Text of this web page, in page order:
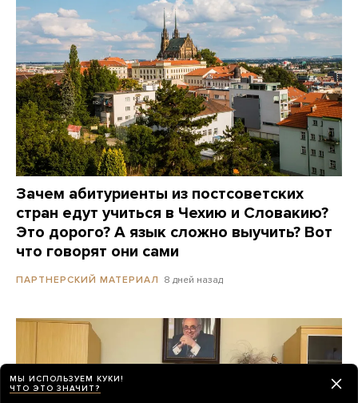
Зачем абитуриенты из постсоветских
стран едут учиться в Чехию и Словакию?
Это дорого? А язык сложно выучить? Вот
что говорят они сами
ПАРТНЕРСКИЙ МАТЕРИАЛ 8 дней назад
МЫ ИСПОЛЬЗУЕМ КУКИ!
ЧТО ЭТО ЗНАЧИТ?